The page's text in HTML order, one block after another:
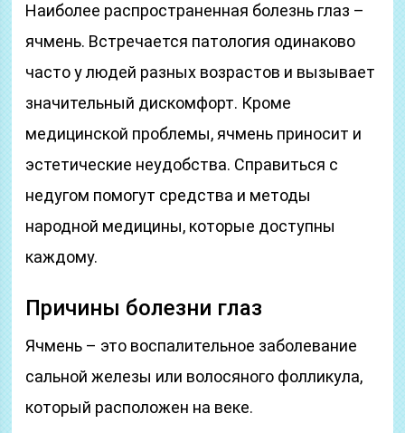
Наиболее распространенная болезнь глаз –
ячмень. Встречается патология одинаково
часто у людей разных возрастов и вызывает
значительный дискомфорт. Кроме
медицинской проблемы, ячмень приносит и
эстетические неудобства. Справиться с
недугом помогут средства и методы
народной медицины, которые доступны
каждому.
Причины болезни глаз
Ячмень – это воспалительное заболевание
сальной железы или волосяного фолликула,
который расположен на веке.